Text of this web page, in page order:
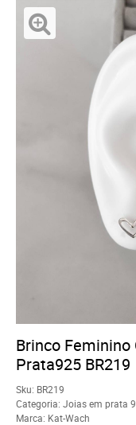
Brinco
Prata925 BR219
Sku: BR219
Categoria: Joias em prata
Marca: Kat-Wach